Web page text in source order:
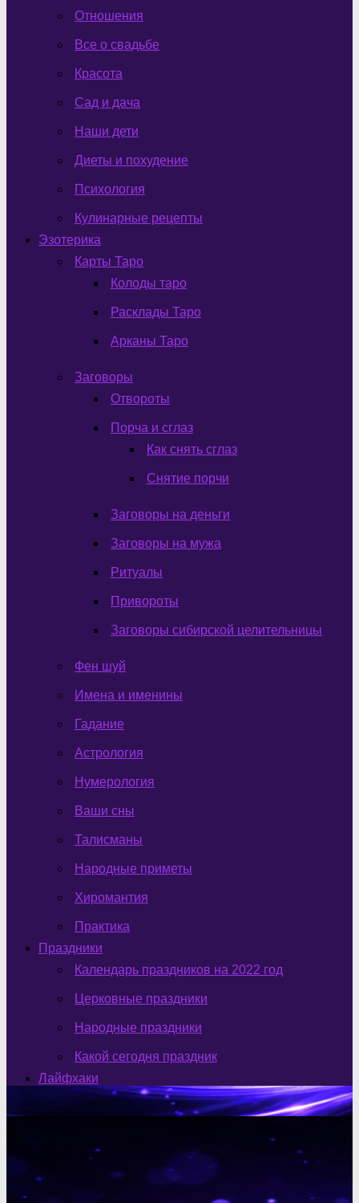
Отношения
Все о свадьбе
Красота
Сад и дача
Наши дети
Диеты и похудение
Психология
Кулинарные рецепты
Эзотерика
Карты Таро
Колоды таро
Расклады Таро
Арканы Таро
Заговоры
Отвороты
Порча и сглаз
Как снять сглаз
Снятие порчи
Заговоры на деньги
Заговоры на мужа
Ритуалы
Привороты
Заговоры сибирской целительницы
Фен шуй
Имена и именины
Гадание
Астрология
Нумерология
Ваши сны
Талисманы
Народные приметы
Хиромантия
Практика
Праздники
Календарь праздников на 2022 год
Церковные праздники
Народные праздники
Какой сегодня праздник
Лайфхаки